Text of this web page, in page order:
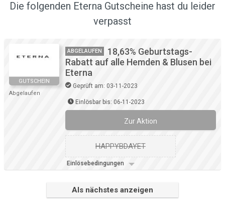
Die folgenden Eterna Gutscheine hast du leider
verpasst
GUTSCHEIN
Abgelaufen
ABGELAUFEN
18,63% Geburtstags-
Rabatt auf alle Hemden & Blusen bei
Eterna
Geprüft am: 03-11-2023
Einlösbar bis: 06-11-2023
Zur Aktion
HAPPYBDAYET
Einlösebedingungen
Als nächstes anzeigen